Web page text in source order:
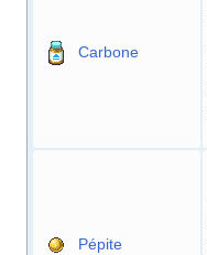
Carbone
Pépite